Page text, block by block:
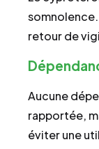
retour de
Aucune
rapportée,
éviter une